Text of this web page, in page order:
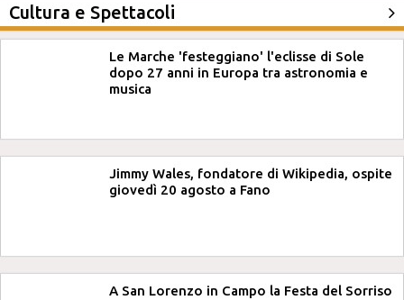
Cultura e Spettacoli
Le Marche 'festeggiano' l'eclisse di Sole
dopo 27 anni in Europa tra astronomia e
musica
Jimmy Wales, fondatore di Wikipedia, ospite
giovedì 20 agosto a Fano
A San Lorenzo in Campo la Festa del Sorriso